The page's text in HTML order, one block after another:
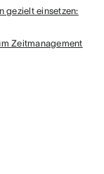
gezielt einsetzen:
Zeitmanagement